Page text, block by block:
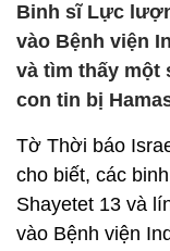
Binh sĩ Lực
vào Bệnh viện
và tìm thấy một
con tin bị
Tờ Thời báo
cho biết, các
Shayetet 13 và
vào Bệnh viện